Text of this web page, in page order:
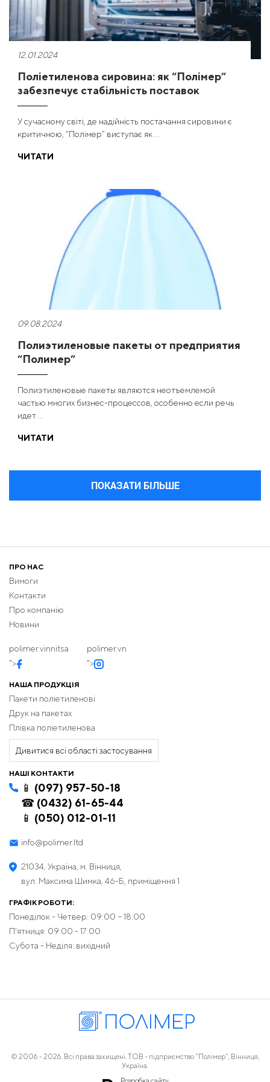
12.01.2024
Поліетиленова сировина: як “Полімер”
забезпечує стабільність поставок
У сучасному світі, де надійність постачання сировини є
критичною, “Полімер” виступає як ...
ЧИТАТИ
09.08.2024
Полиэтиленовые пакеты от предприятия
“Полимер”
Полиэтиленовые пакеты являются неотъемлемой
частью многих бизнес-процессов, особенно если речь
идет ...
ЧИТАТИ
ПОКАЗАТИ БІЛЬШЕ
ПРО НАС
Вимоги
Контакти
Про компанію
Новини
polimer.vinnitsa
">
polimer.vn
">
НАША ПРОДУКЦІЯ
Пакети поліетиленові
Друк на пакетах
Плівка поліетиленова
Дивитися всі області застосування
НАШІ КОНТАКТИ
📱 (097) 957-50-18
☎ (0432) 61-65-44
📱 (050) 012-01-11
info@polimer.ltd
21034, Україна, м. Вінниця,
вул. Максима Шимка, 46-Б, приміщення 1
ГРАФІК РОБОТИ:
Понеділок - Четвер: 09:00 − 18:00
П'ятниця: 09:00 - 17:00
Субота - Неділя: вихідний
© 2006 - 2026. Всі права захищені. ТОВ - підприємство "Полімер", Вінниця,
Україна.